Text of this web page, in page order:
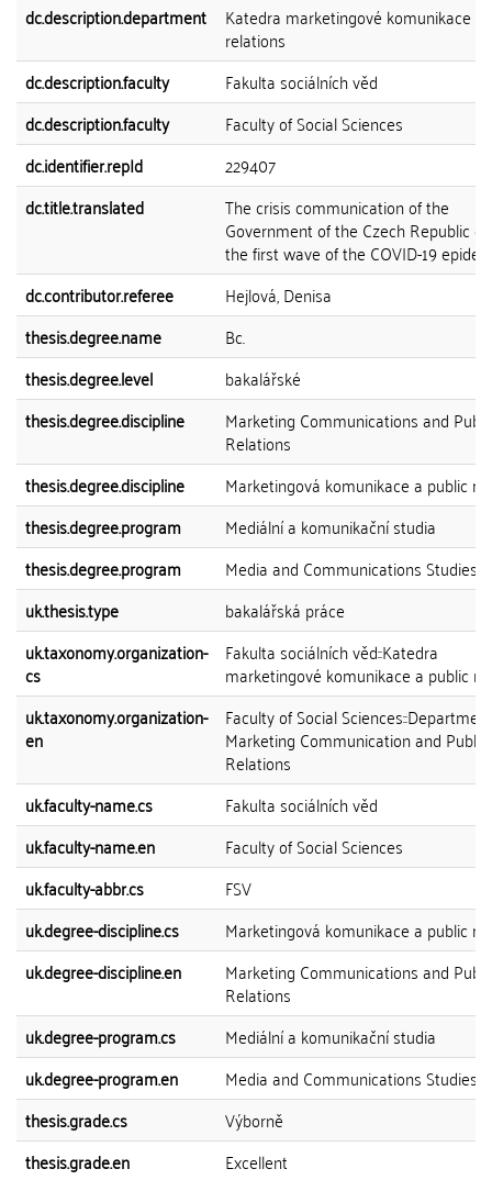
dc.description.department
Katedra marketingové komunikace a
relations
dc.description.faculty
Fakulta sociálních věd
dc.description.faculty
Faculty of Social Sciences
dc.identifier.repId
229407
dc.title.translated
The crisis communication of the
Government of the Czech Republic
the first wave of the COVID-19
dc.contributor.referee
Hejlová, Denisa
thesis.degree.name
Bc.
thesis.degree.level
bakalářské
thesis.degree.discipline
Marketing Communications and
Relations
thesis.degree.discipline
Marketingová komunikace a public
thesis.degree.program
Mediální a komunikační studia
thesis.degree.program
Media and Communications Studies
uk.thesis.type
bakalářská práce
uk.taxonomy.organization-
cs
Fakulta sociálních věd::Katedra
marketingové komunikace a public
uk.taxonomy.organization-
en
Faculty of Social
Marketing Communication and Public
Relations
uk.faculty-name.cs
Fakulta sociálních věd
uk.faculty-name.en
Faculty of Social Sciences
uk.faculty-abbr.cs
FSV
uk.degree-discipline.cs
Marketingová komunikace a public
uk.degree-discipline.en
Marketing Communications and
Relations
uk.degree-program.cs
Mediální a komunikační studia
uk.degree-program.en
Media and Communications Studies
thesis.grade.cs
Výborně
thesis.grade.en
Excellent